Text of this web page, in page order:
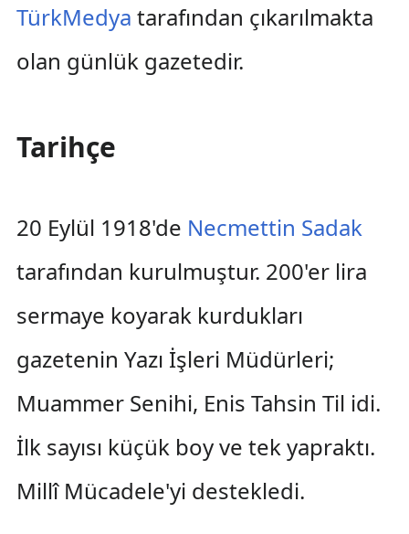
TürkMedya tarafından çıkarılmakta
olan günlük gazetedir.
Tarihçe
20 Eylül 1918'de Necmettin Sadak
tarafından kurulmuştur. 200'er lira
sermaye koyarak kurdukları
gazetenin Yazı İşleri Müdürleri;
Muammer Senihi, Enis Tahsin Til idi.
İlk sayısı küçük boy ve tek yapraktı.
Millî Mücadele'yi destekledi.